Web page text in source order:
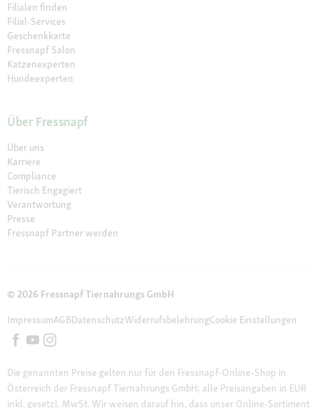
Filialen finden
Filial-Services
Geschenkkarte
Fressnapf Salon
Katzenexperten
Hundeexperten
Über Fressnapf
Über uns
Karriere
Compliance
Tierisch Engagiert
Verantwortung
Presse
Fressnapf Partner werden
© 2026 Fressnapf Tiernahrungs GmbH
ImpressumAGBDatenschutzWiderrufsbelehrungCookie Einstellungen
Die genannten Preise gelten nur für den Fressnapf-Online-Shop in
Österreich der Fressnapf Tiernahrungs GmbH; alle Preisangaben in EUR
inkl. gesetzl. MwSt. Wir weisen darauf hin, dass unser Online-Sortiment